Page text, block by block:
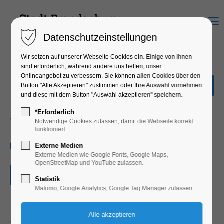
Menu
Vernissage: Kerstin Große,
Musik: Favorite Strings
Ausstellung, Konzert, Musik, Kunst,
Theater, Bühne
05.01.2025, 15:00
Eintritt frei
Kerstin Große hat schon als Kind angefangen zu malen und
zu zeichnen. Kein Papier, keine Stifte, die herumlagen,
Datenschutzeinstellungen
Wir setzen auf unserer Webseite Cookies ein. Einige von ihnen
sind erforderlich, während andere uns helfen, unser
Onlineangebot zu verbessern. Sie können allen Cookies über den
Button "Alle Akzeptieren" zustimmen oder Ihre Auswahl vornehmen
und diese mit dem Button "Auswahl akzeptieren" speichern.
*Erforderlich
Notwendige Cookies zulassen, damit die Webseite korrekt
funktioniert.
Externe Medien
Externe Medien wie Google Fonts, Google Maps,
OpenStreetMap und YouTube zulassen.
Statistik
Matomo, Google Analytics, Google Tag Manager zulassen.